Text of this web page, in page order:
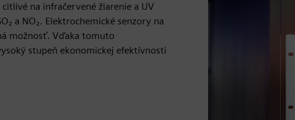
na infračervené žiarenie a UV
a NO₂. Elektrochemické senzory na
možnosť. Vďaka tomuto
stupeň ekonomickej efektívnosti